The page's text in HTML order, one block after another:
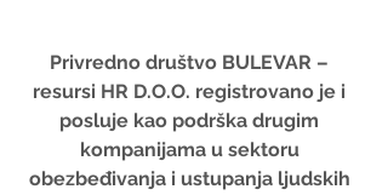
Privredno društvo BULEVAR –
resursi HR D.O.O. registrovano je i
posluje kao podrška drugim
kompanijama u sektoru
obezbeđivanja i ustupanja ljudskih